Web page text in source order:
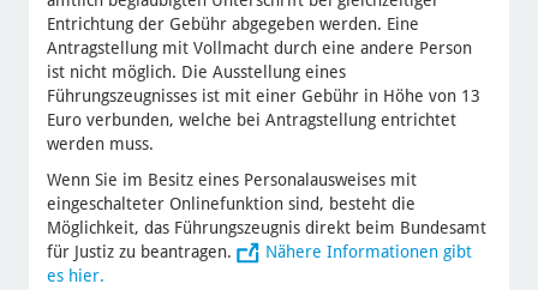
Entrichtung der Gebühr abgegeben werden. Eine
Antragstellung mit Vollmacht durch eine andere Person
ist nicht möglich. Die Ausstellung eines
Führungszeugnisses ist mit einer Gebühr in Höhe von 13
Euro verbunden, welche bei Antragstellung entrichtet
werden muss.
Wenn Sie im Besitz eines Personalausweises mit
eingeschalteter Onlinefunktion sind, besteht die
Möglichkeit, das Führungszeugnis direkt beim Bundesamt
für Justiz zu beantragen.
Nähere Informationen gibt
es hier.